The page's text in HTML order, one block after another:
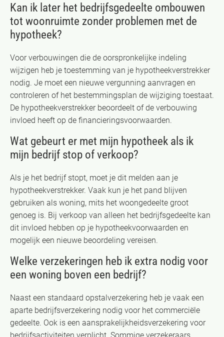
Kan ik later het bedrijfsgedeelte ombouwen
tot woonruimte zonder problemen met de
hypotheek?
Voor verbouwingen die de oorspronkelijke indeling
wijzigen heb je toestemming van je hypotheekverstrekker
nodig. Je moet een nieuwe vergunning aanvragen en
controleren of het bestemmingsplan de wijziging toestaat.
De hypotheekverstrekker beoordeelt of de verbouwing
invloed heeft op de financieringsvoorwaarden.
Wat gebeurt er met mijn hypotheek als ik
mijn bedrijf stop of verkoop?
Als je het bedrijf stopt, moet je dit melden aan je
hypotheekverstrekker. Vaak kun je het pand blijven
gebruiken als woning, mits het woongedeelte groot
genoeg is. Bij verkoop van alleen het bedrijfsgedeelte kan
dit invloed hebben op je hypotheekvoorwaarden en
mogelijk een nieuwe beoordeling vereisen.
Welke verzekeringen heb ik extra nodig voor
een woning boven een bedrijf?
Naast een standaard opstalverzekering heb je vaak een
aparte bedrijfsverzekering nodig voor het commerciële
gedeelte. Ook is een aansprakelijkheidsverzekering voor